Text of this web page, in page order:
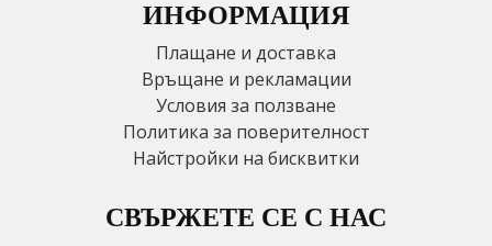
ИНФОРМАЦИЯ
Плащане и доставка
Връщане и рекламации
Условия за ползване
Политика за поверителност
Найстройки на бисквитки
СВЪРЖЕТЕ СЕ С НАС